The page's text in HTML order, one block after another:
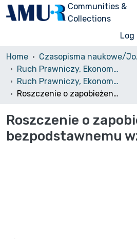
Communities &
Collections
Home
Ruch Prawniczy, Ekonomiczny i Socjologiczny
Ruch Prawniczy, Ekonomiczny i Socjologiczny, 1981, nr 2
Roszczenie o zapobieżenie bezpodstawnemu wzbogaceniu
Roszczenie o
bezpodstawnemu